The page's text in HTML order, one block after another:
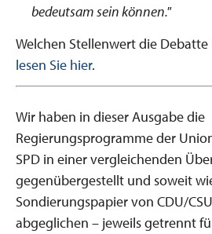
bedeutsam sein können."
Welchen Stellenwert die
lesen Sie hier.
Wir haben in dieser Ausgabe die
Regierungsprogramme der
SPD in einer vergleichenden
gegenübergestellt und soweit
Sondierungspapier von CDU/
abgeglichen – jeweils getrennt